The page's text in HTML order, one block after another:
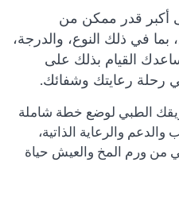
أكبر قدر ممكن من
في ذلك النوع، والدرجة،
القيام بذلك على
رحلة رعايتك وشفائك.
الطبي لوضع خطة شاملة
والرعاية الذاتية،
من ورم المخ والعيش حياة